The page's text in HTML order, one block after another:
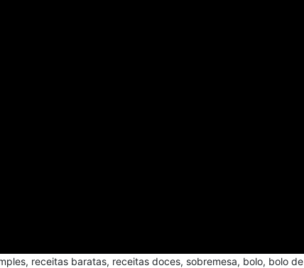
receitas baratas, receitas doces, sobremesa, bolo, bolo de